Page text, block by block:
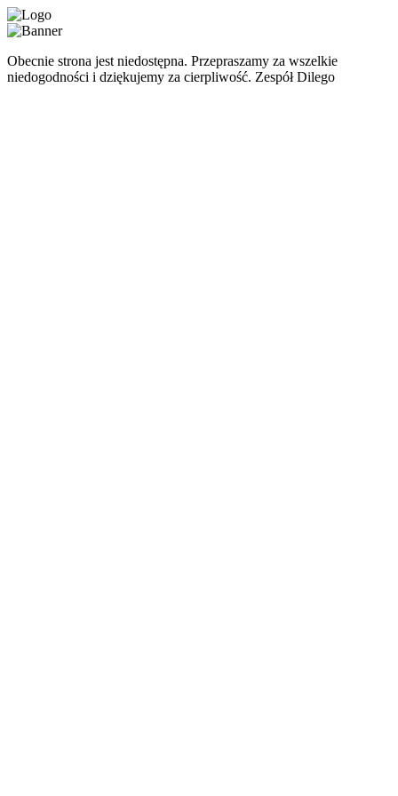
Obecnie strona jest niedostępna. Przepraszamy za wszelkie
niedogodności i dziękujemy za cierpliwość. Zespół Dilego